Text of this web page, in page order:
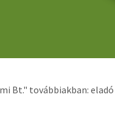
továbbiakban: eladó